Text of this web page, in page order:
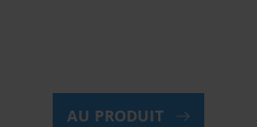
AU PRODUIT